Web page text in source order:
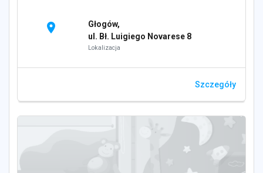
location_on
Głogów,
ul. Bł. Luigiego Novarese 8
Lokalizacja
Szczegóły